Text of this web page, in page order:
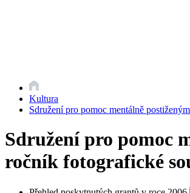
Kultura
Sdružení pro pomoc mentálně
Sdružení pro pomoc
ročník fotografické